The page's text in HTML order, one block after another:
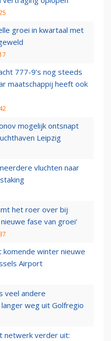
groei in kwartaal met
777-9’s nog steeds
maatschappij heeft ook
mogelijk ontsnapt
Leipzig
vluchten naar
het roer over bij
fase van groei'
komende winter nieuwe
Airport
veel andere
weg uit Golfregio
netwerk verder uit: